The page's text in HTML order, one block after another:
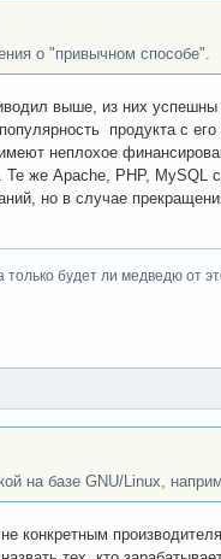
о "привычном способе".
выше, из них
продукта с
неплохое
Те же Apache, PHP, MySQL
но в случае
будет ли медведю от
на базе GNU/Linux,
конкретным